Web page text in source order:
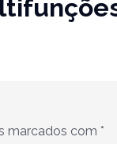
marcados com *